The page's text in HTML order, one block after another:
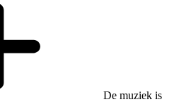
De muziek is